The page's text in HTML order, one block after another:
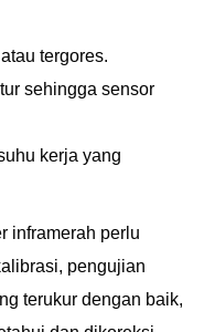
tergores.
sehingga sensor
kerja yang
inframerah perlu
pengujian
terukur dengan baik,